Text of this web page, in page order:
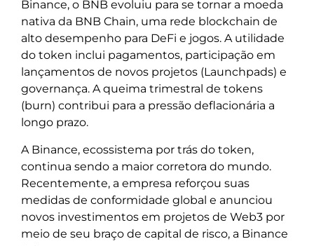
Binance, o BNB evoluiu para se tornar a moeda
nativa da BNB Chain, uma rede blockchain de
alto desempenho para DeFi e jogos. A utilidade
do token inclui pagamentos, participação em
lançamentos de novos projetos (Launchpads) e
governança. A queima trimestral de tokens
(burn) contribui para a pressão deflacionária a
longo prazo.
A Binance, ecossistema por trás do token,
continua sendo a maior corretora do mundo.
Recentemente, a empresa reforçou suas
medidas de conformidade global e anunciou
novos investimentos em projetos de Web3 por
meio de seu braço de capital de risco, a Binance